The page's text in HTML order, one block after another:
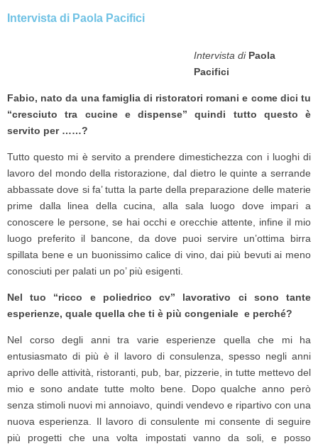
Intervista di Paola Pacifici
Intervista di Paola
Pacifici
Fabio, nato da una famiglia di ristoratori romani e come dici tu
“cresciuto tra cucine e dispense” quindi tutto questo è
servito per ……?
Tutto questo mi è servito a prendere dimestichezza con i luoghi di
lavoro del mondo della ristorazione, dal dietro le quinte a serrande
abbassate dove si fa’ tutta la parte della preparazione delle materie
prime dalla linea della cucina, alla sala luogo dove impari a
conoscere le persone, se hai occhi e orecchie attente, infine il mio
luogo preferito il bancone, da dove puoi servire un’ottima birra
spillata bene e un buonissimo calice di vino, dai più bevuti ai meno
conosciuti per palati un po’ più esigenti.
Nel tuo “ricco e poliedrico cv” lavorativo ci sono tante
esperienze, quale quella che ti è più congeniale e perché?
Nel corso degli anni tra varie esperienze quella che mi ha
entusiasmato di più è il lavoro di consulenza, spesso negli anni
aprivo delle attività, ristoranti, pub, bar, pizzerie, in tutte mettevo del
mio e sono andate tutte molto bene. Dopo qualche anno però
senza stimoli nuovi mi annoiavo, quindi vendevo e ripartivo con una
nuova esperienza. Il lavoro di consulente mi consente di seguire
più progetti che una volta impostati vanno da soli, e posso